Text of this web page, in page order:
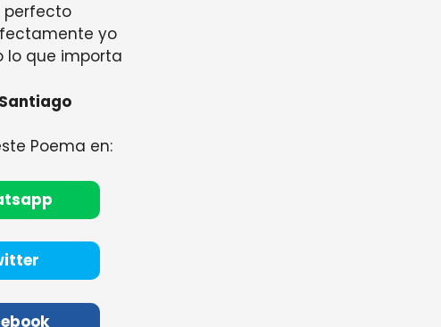
perfecto
yo
lo que importa
Poema en: